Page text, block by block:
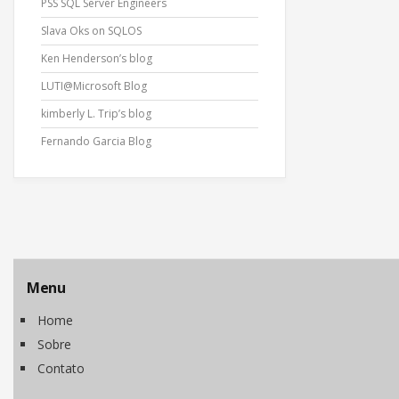
PSS SQL Server Engineers
Slava Oks on SQLOS
Ken Henderson’s blog
LUTI@Microsoft Blog
kimberly L. Trip’s blog
Fernando Garcia Blog
Menu
Home
Sobre
Contato